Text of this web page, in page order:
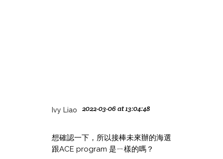
Ivy Liao 2022-03-06 at 13:04:48
想確認一下，所以接棒未來辦的海選
跟ACE program 是ㄧ樣的嗎？